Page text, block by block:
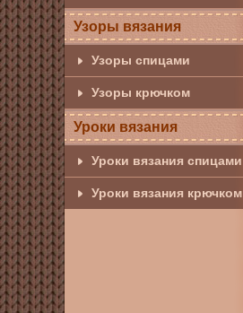
Узоры вязания
Узоры спицами
Узоры крючком
Уроки вязания
Уроки вязания спицами
Уроки вязания крючком